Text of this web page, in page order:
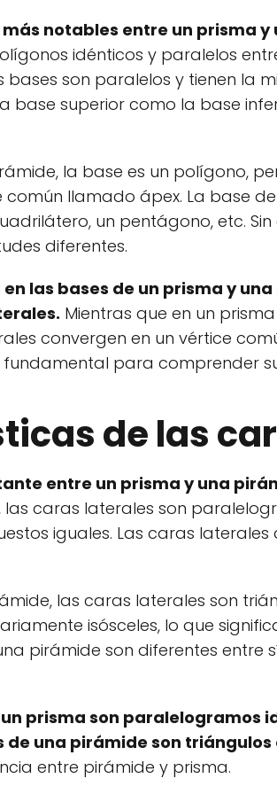
notables entre un prisma
idénticos y paralelos
son paralelos y tienen la
base superior como la base
la base es un polígono,
común llamado ápex. La base
un pentágono, etc.
diferentes.
las bases de un prisma y
Mientras que en un
convergen en un vértice
para comprender
de las
entre un prisma y una
las caras laterales son
iguales. Las caras
las caras laterales son
isósceles, lo que
pirámide son diferentes entre
prisma son paralelogramos
una pirámide son triángulos
entre pirámide y prisma.